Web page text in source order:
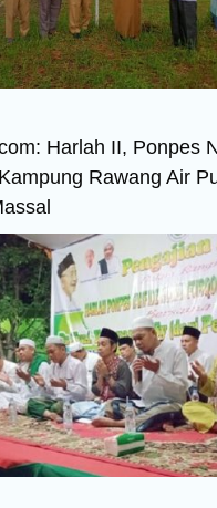
Harlah II, Ponpes
Rawang Air